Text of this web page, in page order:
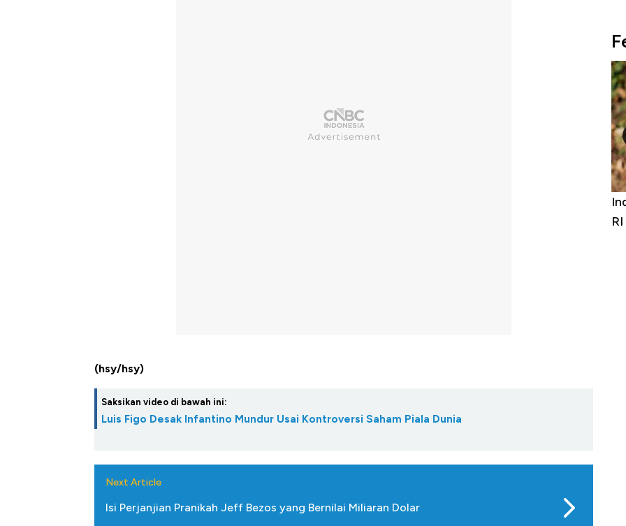
(hsy/hsy)
Saksikan video di bawah ini:
Luis Figo Desak Infantino Mundur Usai Kontroversi Saham Piala Dunia
Next Article
Isi Perjanjian Pranikah Jeff Bezos yang Bernilai Miliaran Dolar
RI